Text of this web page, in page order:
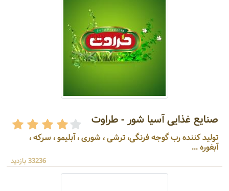
صنایع غذایی آسیا شور - طراوت
تولید کننده رب گوجه فرنگی، ترشی ، شوری ، آبلیمو ، سرکه ،
آبغوره ...
33236 بازدید